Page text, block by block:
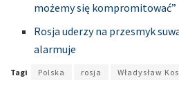
możemy się kompromitować”
Rosja uderzy na przesmyk
alarmuje
Tagi Polska rosja Władysław